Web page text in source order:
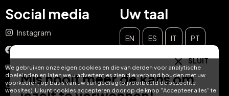
We gebruiken onze eigen cookies en die van derden voor analytische
doeleinden en laten we u advertenties zien die verband houden met uw
voorkeuren, op basis van uw surfgedrag (bijvoorbeeld de bezochte
websites). U kunt cookies accepteren door op de knop "Accepteer alles" te
Social media
Instagram
YouTube
TikTok
Uw taal
EN ES IT PT
NL SLUIT
Mis nooit meer de kans om